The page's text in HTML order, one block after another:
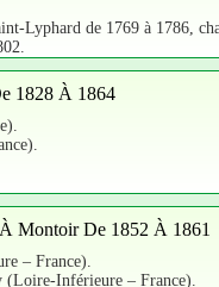
Lyphard de 1769 à 1786,
1828 À 1864
Montoir De 1852 À 1861
– France).
(Loire-Inférieure – France).